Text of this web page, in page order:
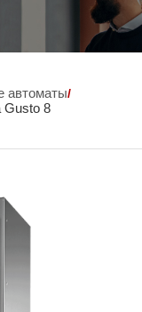
автоматы/
Gusto 8